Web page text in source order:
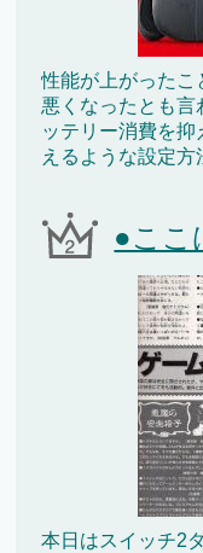
性能が上がったこ
悪くなったとも
ッテリー消費を
えるような設定方
●ここ
本日はスイッチ2